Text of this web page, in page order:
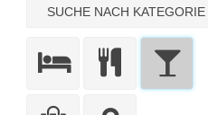
SUCHE NACH KATEGORIE